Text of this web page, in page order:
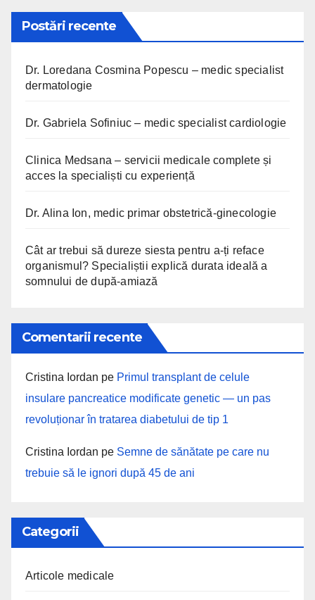
Postări recente
Dr. Loredana Cosmina Popescu – medic specialist
dermatologie
Dr. Gabriela Sofiniuc – medic specialist cardiologie
Clinica Medsana – servicii medicale complete și
acces la specialiști cu experiență
Dr. Alina Ion, medic primar obstetrică-ginecologie
Cât ar trebui să dureze siesta pentru a-ți reface
organismul? Specialiștii explică durata ideală a
somnului de după-amiază
Comentarii recente
Cristina Iordan pe Primul transplant de celule
insulare pancreatice modificate genetic — un pas
revoluționar în tratarea diabetului de tip 1
Cristina Iordan pe Semne de sănătate pe care nu
trebuie să le ignori după 45 de ani
Categorii
Articole medicale